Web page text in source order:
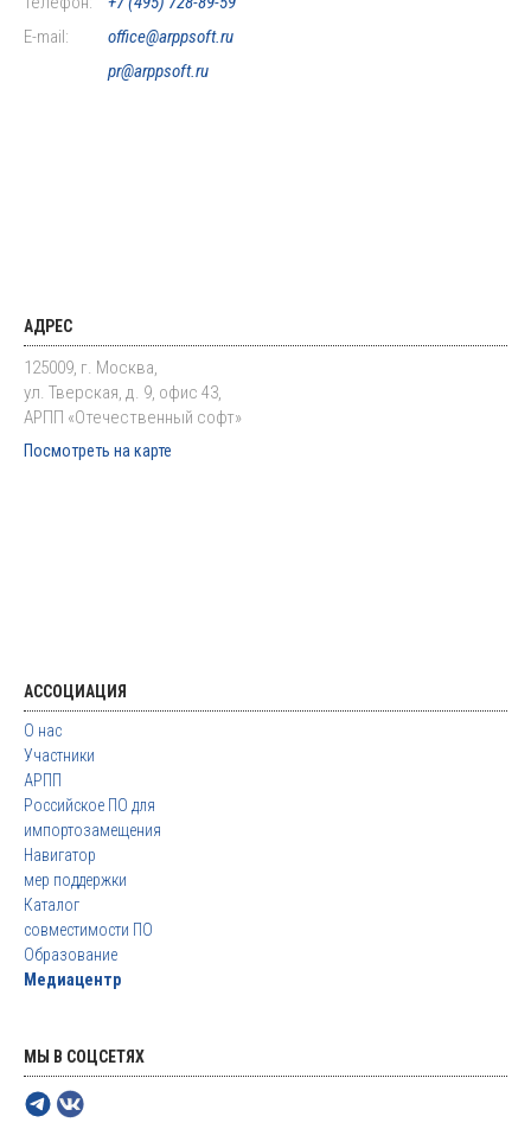
E-mail:
office@arppsoft.ru
pr@arppsoft.ru
АДРЕС
125009, г. Москва,
ул. Тверская, д. 9, офис 43,
АРПП «Отечественный софт»
Посмотреть на карте
АССОЦИАЦИЯ
О нас
Участники
АРПП
Российское ПО для
импортозамещения
Навигатор
мер поддержки
Каталог
совместимости ПО
Образование
Медиацентр
МЫ В СОЦСЕТЯХ